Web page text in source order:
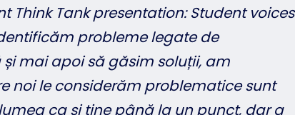
Think Tank presentation: Student voices
probleme legate de
mai apoi să găsim soluții, am
noi le considerăm problematice sunt
ca și tine până la un punct, dar a